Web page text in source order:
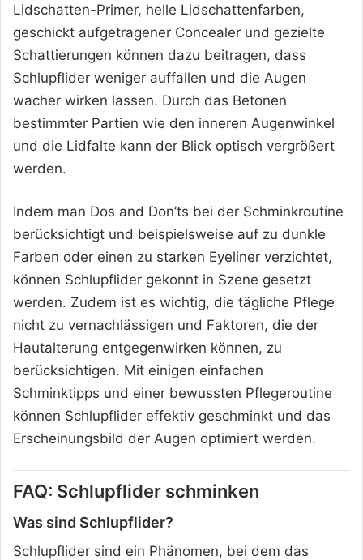
Lidschatten-Primer, helle Lidschattenfarben,
geschickt aufgetragener Concealer und gezielte
Schattierungen können dazu beitragen, dass
Schlupflider weniger auffallen und die Augen
wacher wirken lassen. Durch das Betonen
bestimmter Partien wie den inneren Augenwinkel
und die Lidfalte kann der Blick optisch vergrößert
werden.
Indem man Dos and Don’ts bei der Schminkroutine
berücksichtigt und beispielsweise auf zu dunkle
Farben oder einen zu starken Eyeliner verzichtet,
können Schlupflider gekonnt in Szene gesetzt
werden. Zudem ist es wichtig, die tägliche Pflege
nicht zu vernachlässigen und Faktoren, die der
Hautalterung entgegenwirken können, zu
berücksichtigen. Mit einigen einfachen
Schminktipps und einer bewussten Pflegeroutine
können Schlupflider effektiv geschminkt und das
Erscheinungsbild der Augen optimiert werden.
FAQ: Schlupflider schminken
Was sind Schlupflider?
Schlupflider sind ein Phänomen, bei dem das